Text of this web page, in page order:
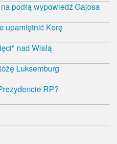
podłą wypowiedź Gajosa
upamiętnić Korę
nad Wisłą
Luksemburg
RP?